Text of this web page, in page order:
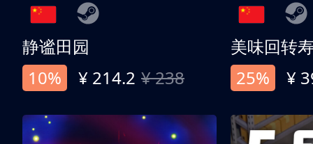
静谧田园
10%
¥ 214.2 ¥ 238
美味回转
25%
¥